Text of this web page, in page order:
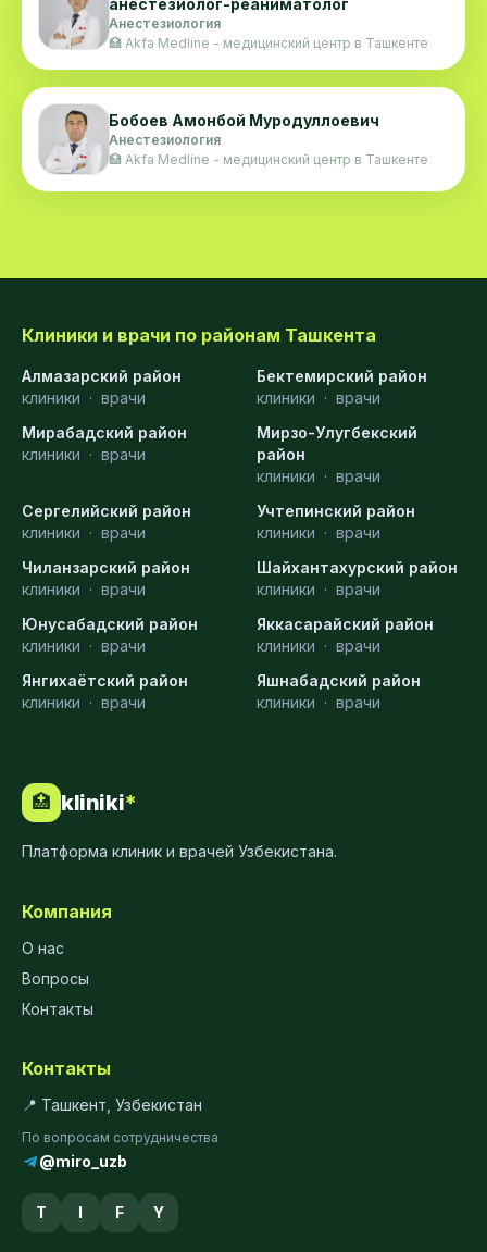
анестезиолог-реаниматолог
Анестезиология
🏥 Akfa Medline - медицинский центр в Ташкенте
Бобоев Амонбой Муродуллоевич
Анестезиология
🏥 Akfa Medline - медицинский центр в Ташкенте
Клиники и врачи по районам Ташкента
Алмазарский район
клиники · врачи
Бектемирский район
клиники · врачи
Мирабадский район
клиники · врачи
Мирзо-Улугбекский
район
клиники · врачи
Сергелийский район
клиники · врачи
Учтепинский район
клиники · врачи
Чиланзарский район
клиники · врачи
Шайхантахурский район
клиники · врачи
Юнусабадский район
клиники · врачи
Яккасарайский район
клиники · врачи
Янгихаётский район
клиники · врачи
Яшнабадский район
клиники · врачи
🏥 kliniki*
Платформа клиник и врачей Узбекистана.
Компания
О нас
Вопросы
Контакты
Контакты
📍 Ташкент, Узбекистан
По вопросам сотрудничества
@miro_uzb
T I F Y